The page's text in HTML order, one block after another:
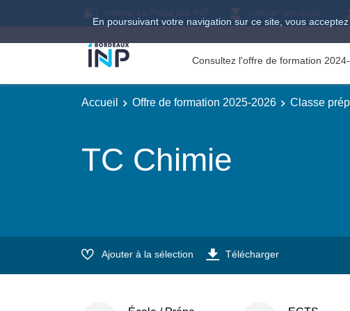
En poursuivant votre navigation sur ce site, vous
Intégrer La Prépa des INP Intégrer une école
Consultez l'offre de formation
Accueil Offre de formation 2025-2026 Classe
TC Chimie
Ajouter à la sélection Télécharger